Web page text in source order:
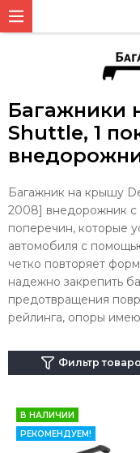
Багажники
Shuttle, 1
Багажник на крышу
2008] внедорожник с
поперечин, которые
автомобиля с
четко повторяет
надежно закрепить
предотвращения
рейлинга, опоры
Фильтр
В НАЛИЧИИ
РЕКОМЕНДУЕМ!